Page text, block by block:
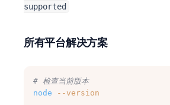
supported
所有平台解决方案
# 检查当前版本
node
--version